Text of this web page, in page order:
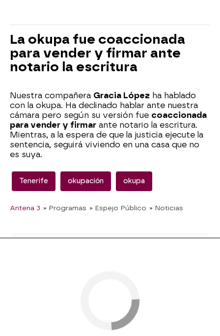
La okupa fue coaccionada
para vender y firmar ante
notario la escritura
Nuestra compañera Gracia López ha hablado
con la okupa. Ha declinado hablar ante nuestra
cámara pero según su versión fue coaccionada
para vender y firmar ante notario la escritura.
Mientras, a la espera de que la justicia ejecute la
sentencia, seguirá viviendo en una casa que no
es suya.
Tenerife okupación okupa
Antena 3 » Programas » Espejo Público » Noticias